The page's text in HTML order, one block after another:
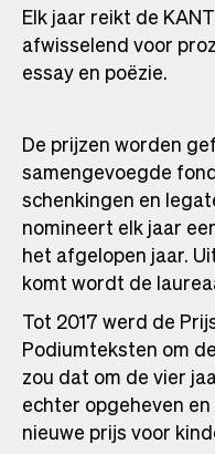
Elk jaar reikt de
afwisselend voor
essay en poëzie.
De prijzen worden
samengevoegde
schenkingen en
nomineert elk jaar
het afgelopen jaar.
komt wordt de
Tot 2017 werd de
Podiumteksten om
zou dat om de vier
echter opgeheven
nieuwe prijs voor